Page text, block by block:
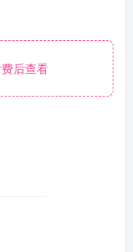
后查看